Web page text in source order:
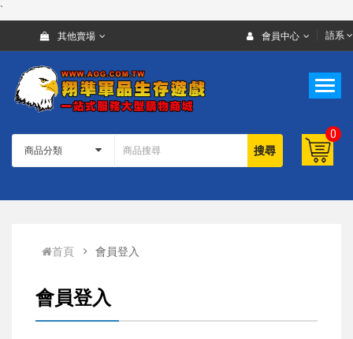
`
其他賣場 會員中心 語系
搜尋
0
首頁 會員登入
會員登入